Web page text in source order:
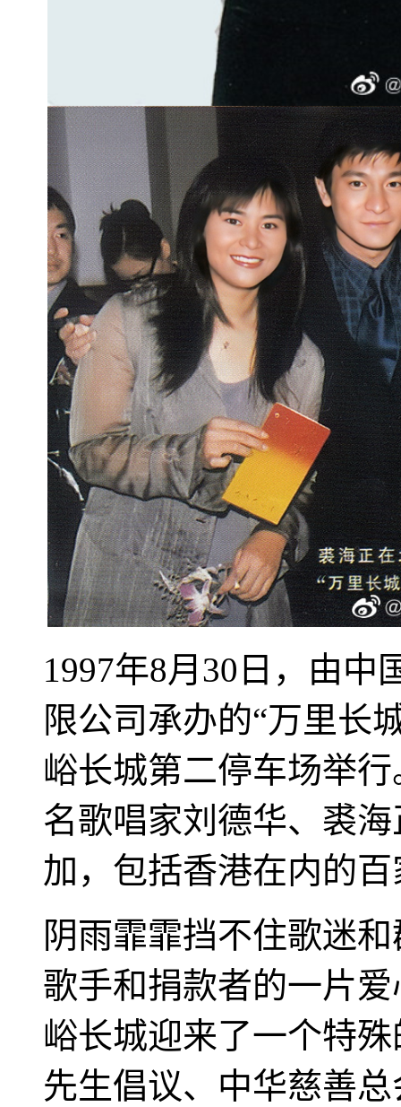
1997年8月30日，由中
限公司承办的“万里长
峪长城第二停车场举
名歌唱家刘德华、裘
加，包括香港在内的
阴雨霏霏挡不住歌迷
歌手和捐款者的一片
峪长城迎来了一个特
先生倡议、中华慈善